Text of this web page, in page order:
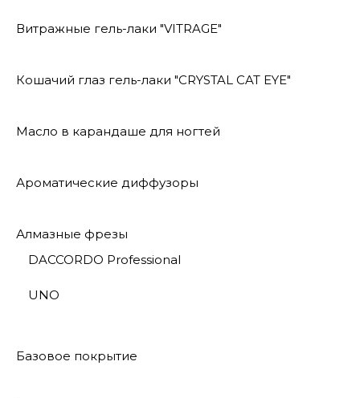
Витражные гель-лаки "VITRAGE"
Кошачий глаз гель-лаки "CRYSTAL CAT EYE"
Масло в карандаше для ногтей
Ароматические диффузоры
Алмазные фрезы
DACCORDO Professional
UNO
Базовое покрытие